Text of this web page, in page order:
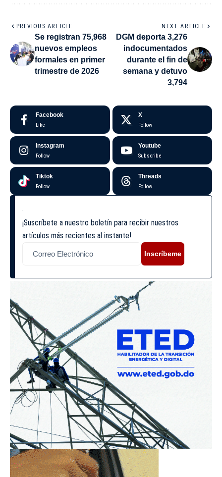
PREVIOUS ARTICLE
Se registran 75,968
nuevos empleos
formales en primer
trimestre de 2026
NEXT ARTICLE
DGM deporta 3,276
indocumentados
durante el fin de
semana y detuvo
3,794
Facebook
Like
X
Follow
Instagram
Follow
Youtube
Subscribe
Tiktok
Follow
Threads
Follow
¡Suscríbete a nuestro boletín para recibir nuestros
artículos más recientes al instante!
Inscríbeme